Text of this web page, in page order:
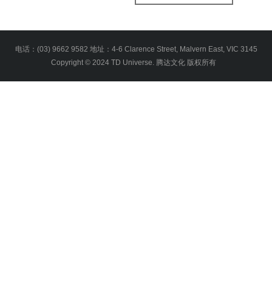
电话：(03) 9662 9582 地址：4-6 Clarence Street, Malvern East, VIC 3145
Copyright © 2024 TD Universe. 腾达文化 版权所有